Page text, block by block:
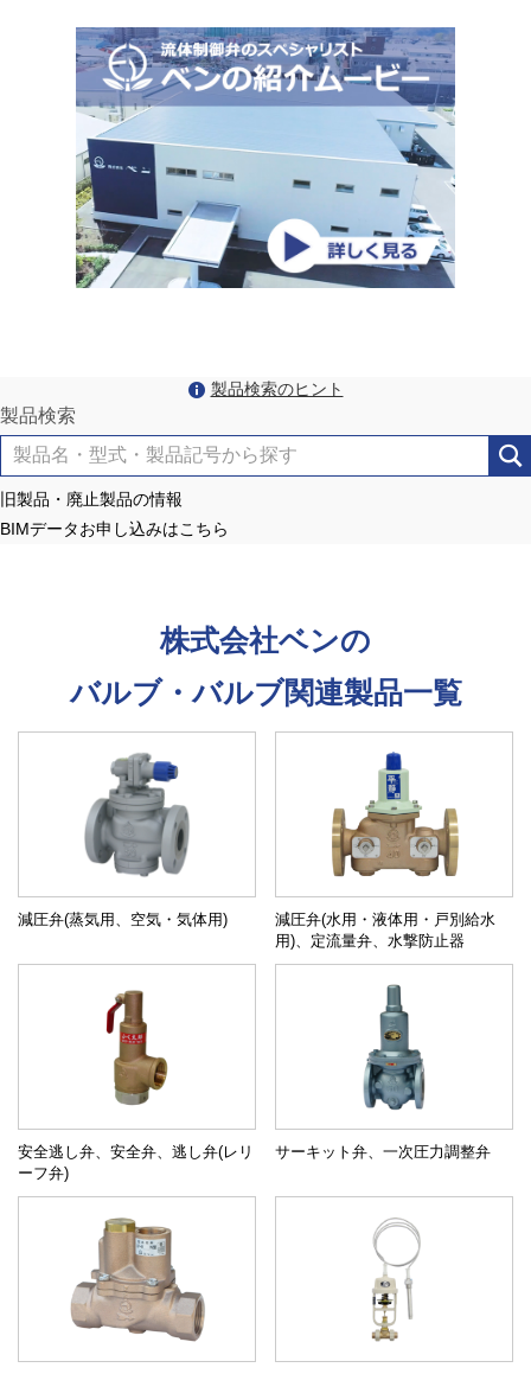
製品検索のヒント
製品検索
旧製品・廃止製品の情報
BIMデータお申し込みはこちら
株式会社ベンの
バルブ・バルブ関連製品一覧
減圧弁(蒸気用、空気・気体用)
減圧弁(水用・液体用・戸別給水
用)、定流量弁、水撃防止器
安全逃し弁、安全弁、逃し弁(レリ
ーフ弁)
サーキット弁、一次圧力調整弁